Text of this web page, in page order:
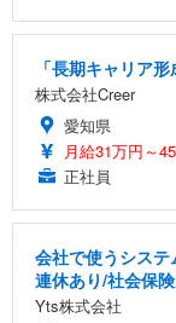
「長期キャリア
株式会社Creer
愛知県
月給31万円～
正社員
会社で使うシス
連休あり/社会保
Yts株式会社